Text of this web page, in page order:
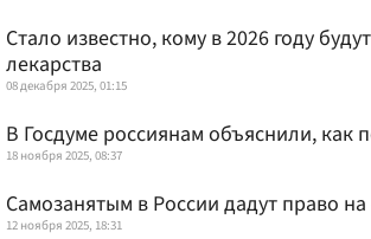
Стало известно, кому в 2026 году
лекарства
08 декабря 2025, 01:15
В Госдуме россиянам объяснили, как
18 ноября 2025, 08:37
Самозанятым в России дадут право
12 ноября 2025, 18:31